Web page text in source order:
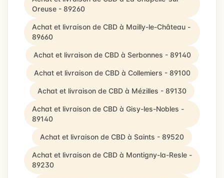
Oreuse - 89260
Achat et livraison de CBD à Mailly-le-Château -
89660
Achat et livraison de CBD à Serbonnes - 89140
Achat et livraison de CBD à Collemiers - 89100
Achat et livraison de CBD à Mézilles - 89130
Achat et livraison de CBD à Gisy-les-Nobles -
89140
Achat et livraison de CBD à Saints - 89520
Achat et livraison de CBD à Montigny-la-Resle -
89230